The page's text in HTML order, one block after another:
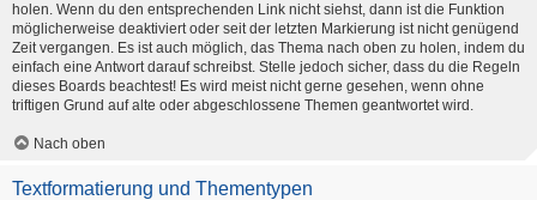
holen. Wenn du den entsprechenden Link nicht siehst, dann ist die Funktion
möglicherweise deaktiviert oder seit der letzten Markierung ist nicht genügend
Zeit vergangen. Es ist auch möglich, das Thema nach oben zu holen, indem du
einfach eine Antwort darauf schreibst. Stelle jedoch sicher, dass du die Regeln
dieses Boards beachtest! Es wird meist nicht gerne gesehen, wenn ohne
triftigen Grund auf alte oder abgeschlossene Themen geantwortet wird.
Nach oben
Textformatierung und Thementypen